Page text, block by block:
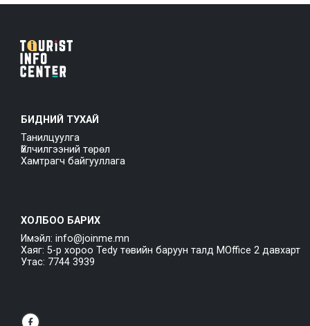
БИДНИЙ ТУХАЙ
Танилцуулга
Үйлчилгээний төрөл
Хамтрагч байгууллага
ХОЛБОО БАРИХ
Имэйл: info@joinme.mn
Хаяг: 5-р хороо Tedy төвийн баруун талд MOffice 2 давхарт
Утас: 7744 3939